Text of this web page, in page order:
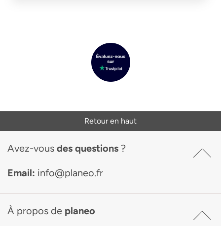
Retour en haut
Avez-vous des questions ?
Email: info@planeo.fr
À propos de planeo